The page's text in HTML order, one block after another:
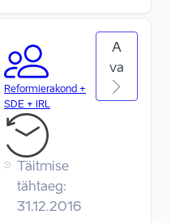
Reformierakond +
SDE + IRL
Täitmise
tähtaeg:
31.12.2016
A
va